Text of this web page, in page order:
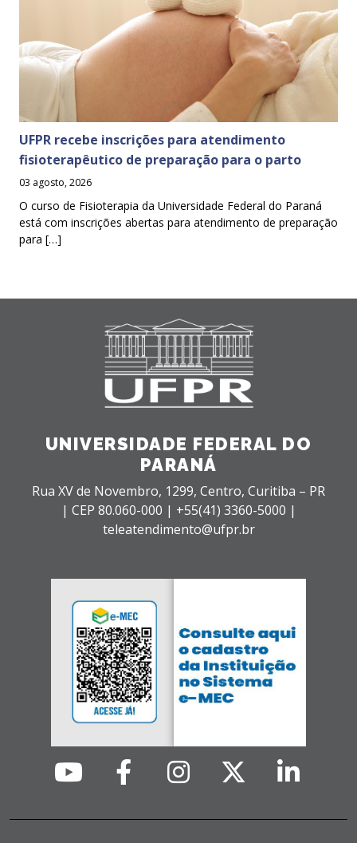
UFPR recebe inscrições para atendimento
fisioterapêutico de preparação para o parto
03 agosto, 2026
O curso de Fisioterapia da Universidade Federal do Paraná
está com inscrições abertas para atendimento de preparação
para […]
UNIVERSIDADE FEDERAL DO
PARANÁ
Rua XV de Novembro, 1299, Centro, Curitiba – PR
| CEP 80.060-000 | +55(41) 3360-5000 |
teleatendimento@ufpr.br